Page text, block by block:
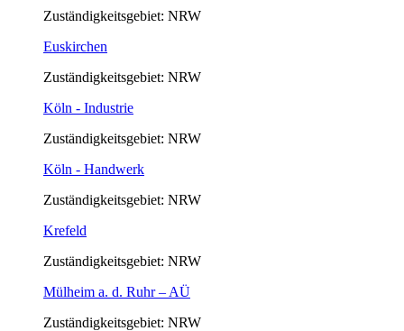
Zuständigkeitsgebiet: NRW
Euskirchen
Zuständigkeitsgebiet: NRW
Köln - Industrie
Zuständigkeitsgebiet: NRW
Köln - Handwerk
Zuständigkeitsgebiet: NRW
Krefeld
Zuständigkeitsgebiet: NRW
Mülheim a. d. Ruhr – AÜ
Zuständigkeitsgebiet: NRW